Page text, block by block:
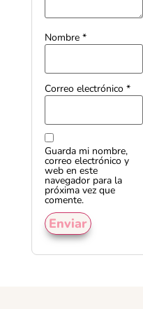
Nombre *
Correo electrónico *
Guarda mi nombre,
correo electrónico y
web en este
navegador para la
próxima vez que
comente.